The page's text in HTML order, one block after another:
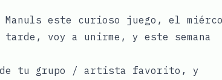
Manuls este curioso juego, el
tarde, voy a unirme, y este semana
de tu grupo / artista favorito, y